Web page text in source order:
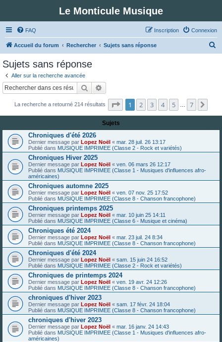
Le Monticule Musique
FAQ Connexion
Inscription
Accueil du forum Rechercher Sujets sans réponse
c
r
Sujets sans réponse
Aller sur la recherche avancée
Rechercher
La recherche a retourné 214 résultats Page sur7
1 2 3 4 5 7
Sujets
Chroniques d'été 2026
Dernier message par Lopez Noël « mar. 28 juil. 26 13:17
Publié dans MUSIQUE IMPRIMEE (Classe 2 - Rock et variétés)
Chroniques Hiver 2025
Dernier message par Lopez Noël « ven. 06 mars 26 12:17
Publié dans MUSIQUE IMPRIMEE (Classe 1 - Musiques d'influences afro-
américaines)
Chroniques automne 2025
Dernier message par Lopez Noël « ven. 07 nov. 25 17:52
Publié dans MUSIQUE IMPRIMEE (Classe 8 - Chanson francophone)
Chroniques printemps 2025
Dernier message par Lopez Noël « mar. 10 juin 25 14:11
Publié dans MUSIQUE IMPRIMEE (Classe 6 - Musique et cinéma)
Chroniques été 2024
Dernier message par Lopez Noël « mar. 23 juil. 24 8:34
Publié dans MUSIQUE IMPRIMEE (Classe 8 - Chanson francophone)
Chroniques d'été 2024
Dernier message par Lopez Noël « sam. 15 juin 24 16:52
Publié dans MUSIQUE IMPRIMEE (Classe 2 - Rock et variétés)
Chroniques de printemps 2024
Dernier message par Lopez Noël « ven. 19 avr. 24 12:26
Publié dans MUSIQUE IMPRIMEE (Classe 8 - Chanson francophone)
chroniques d'hiver 2023
Dernier message par Lopez Noël « sam. 17 févr. 24 18:04
Publié dans MUSIQUE IMPRIMEE (Classe 8 - Chanson francophone)
chroniques d'hiver 2023
Dernier message par Lopez Noël « mar. 16 janv. 24 14:43
Publié dans MUSIQUE IMPRIMEE (Classe 1 - Musiques d'influences afro-
américaines)